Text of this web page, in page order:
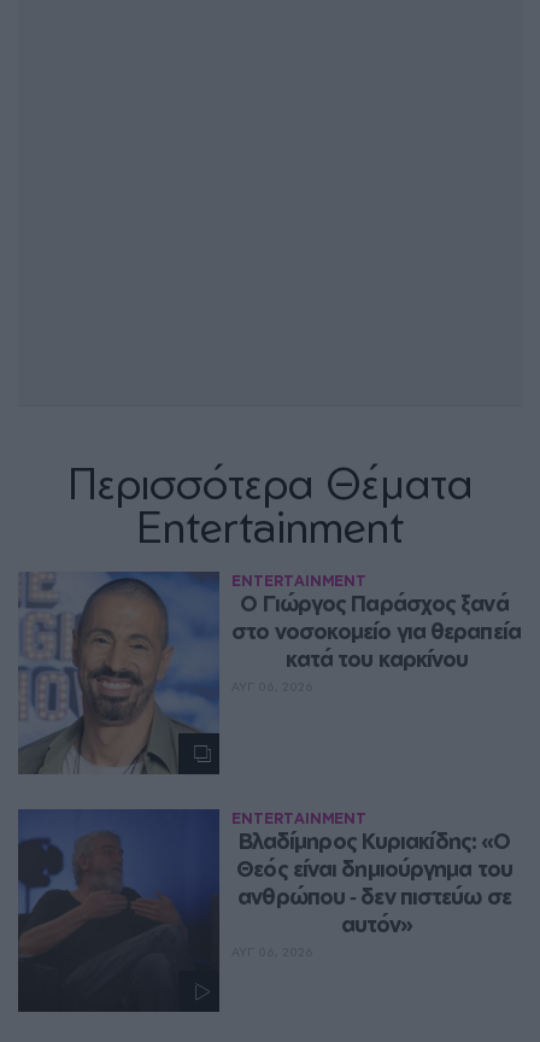
Περισσότερα Θέματα
Entertainment
ENTERTAINMENT
O Γιώργος Παράσχος ξανά
στο νοσοκομείο για θεραπεία
κατά του καρκίνου
ENTERTAINMENT
Βλαδίμηρος Κυριακίδης: «Ο
Θεός είναι δημιούργημα του
ανθρώπου ‑ δεν πιστεύω σε
αυτόν»